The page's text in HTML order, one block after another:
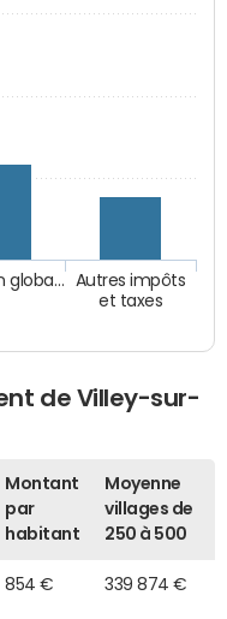
Autres impôts
et taxes
globa…
de Villey-sur-
Montant
par
habitant
Moyenne
villages de
250 à 500
854 € 339 874 €